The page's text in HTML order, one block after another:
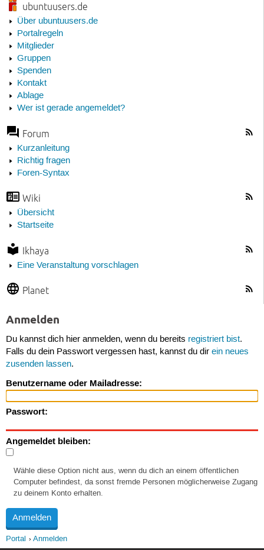
ubuntuusers.de
Über ubuntuusers.de
Portalregeln
Mitglieder
Gruppen
Spenden
Kontakt
Ablage
Wer ist gerade angemeldet?
Forum
Kurzanleitung
Richtig fragen
Foren-Syntax
Wiki
Übersicht
Startseite
Ikhaya
Eine Veranstaltung vorschlagen
Planet
Anmelden
Du kannst dich hier anmelden, wenn du bereits registriert bist.
Falls du dein Passwort vergessen hast, kannst du dir ein neues
zusenden lassen.
Benutzername oder Mailadresse:
Passwort:
Angemeldet bleiben:
Wähle diese Option nicht aus, wenn du dich an einem öffentlichen
Computer befindest, da sonst fremde Personen möglicherweise Zugang
zu deinem Konto erhalten.
Portal Anmelden